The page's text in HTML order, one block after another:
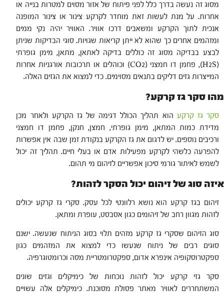
מסוג זה נעשה בדרך כלל לפני פיתוח של אזור מסוים למטרות בנייה או
אחרות. על מנת לעשות זאת מוחדר לקרקע צינור או צינור המופנה
אנכית לתוך הקרקע ומשאבים דרכו אוויר. האוויר יהיה נקי ממים
ומזהמים אחרים כך שהוא לא ייתן קריאות שגויות. סוגי הבדיקות שניתן
לבצע בבדיקה מסוג זה כוללים בדיקה לאתאן, מתאן, מימן גופרתי
(H2S), פחמן דו חמצני (CO2) וכוהלים או תרכובות אורגניות אחרות
המייצרות גזים דליקים בתנאים מסוימים. כדי למצוא את הגזים האלה.
מהו סקר גז קרקע?
סקר גז קרקע הוא תהליך הכולל דגימה של גז הקרקע ולאחר מכן
מדידת כמות המתאן, מימן גופרתי, חמצן, חנקן, פחמן דו חמצני
ורכיבים נוספים. יש לדגום את גז הקרקע בנקודת זמן שבה אין אפשרות
להפרעה כלשהי לקרקע מפעילות אדם או בעלי חיים. תהליך זה יכול
לשמש לאיתור גורמי סיכון אפשריים לזיהום מי תהום.
איזה סוג של זיהום יכול הסקר לזהות?
זיהום בגז קרקע הוא נושא רלוונטי לכל עסק. סקרי גז קרקע יכולים
לזהות מגוון רחב של זיהומים כגון אסבסט, עופרת ומתאן.
סוג הזיהום שסקרי גז קרקע מזהים תלוי בסוג הניתוח שנעשה. ישנם
סוגים רבים של ניתוח שנעשו כדי למצוא את המזהמים כגון
ספקטרוסקופיה אינפרא אדום, ספקטרומטריית מסה וכרומטוגרפיה.
סקר גזי קרקע יכול לזהות נוכחות של כימיקלים וגזים שונים
המשתחררים לאוויר מאתר פסולת מסוכנת. כימיקלים אלה עשויים